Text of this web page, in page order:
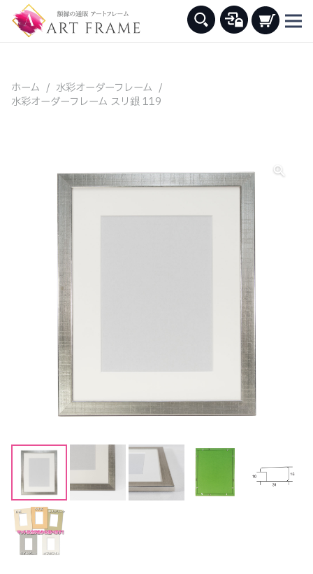
ホーム / 水彩オーダーフレーム /
水彩オーダーフレーム スリ銀 119